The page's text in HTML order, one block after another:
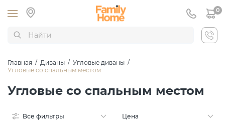
0
Главная / Диваны / Угловые диваны /
Угловые со спальным местом
Угловые со спальным местом
Все фильтры Цена